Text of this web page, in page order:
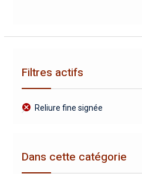
Filtres actifs
Reliure fine signée
Dans cette catégorie